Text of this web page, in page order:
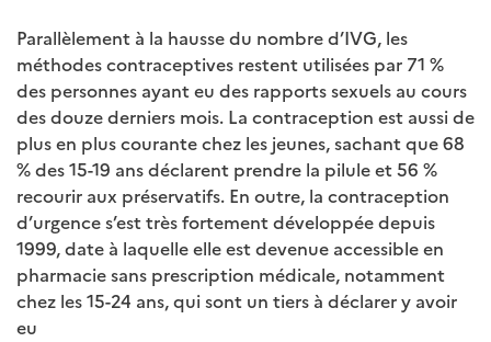
Parallèlement à la hausse du nombre d’IVG, les
méthodes contraceptives restent utilisées par 71 %
des personnes ayant eu des rapports sexuels au cours
des douze derniers mois. La contraception est aussi de
plus en plus courante chez les jeunes, sachant que 68
% des 15-19 ans déclarent prendre la pilule et 56 %
recourir aux préservatifs. En outre, la contraception
d’urgence s’est très fortement développée depuis
1999, date à laquelle elle est devenue accessible en
pharmacie sans prescription médicale, notamment
chez les 15-24 ans, qui sont un tiers à déclarer y avoir
eu